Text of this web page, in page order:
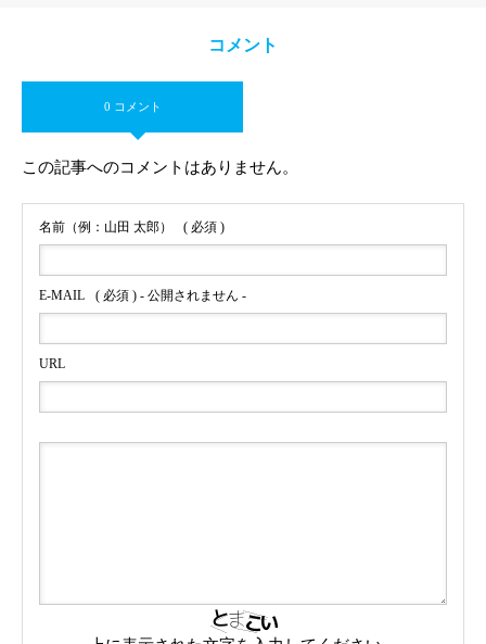
コメント
0 コメント
この記事へのコメントはありません。
名前（例：山田 太郎） ( 必須 )
E-MAIL ( 必須 ) - 公開されません -
URL